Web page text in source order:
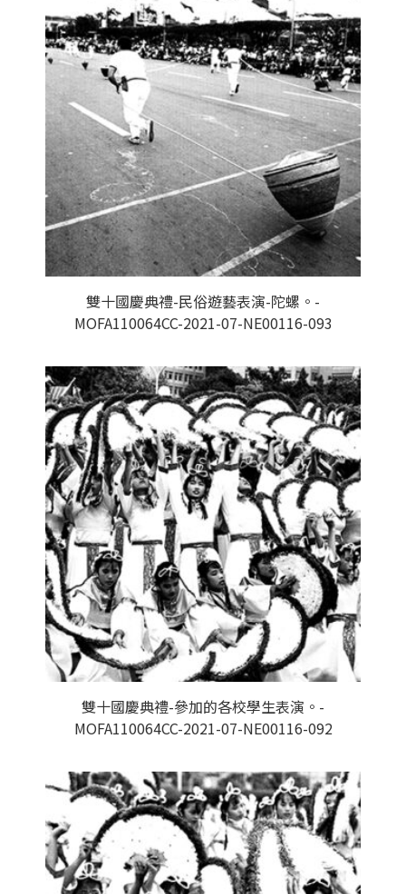
雙十國慶典禮-民俗遊藝表演-陀螺。-
MOFA110064CC-2021-07-NE00116-093
雙十國慶典禮-參加的各校學生表演。-
MOFA110064CC-2021-07-NE00116-092